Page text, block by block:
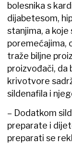
bolesnika s
dijabetesom,
stanjima, a koje
poremećajima,
traže biljne
proizvođači, da
krivotvore
sildenafila i
– Dodatkom
preparate i
preparati se